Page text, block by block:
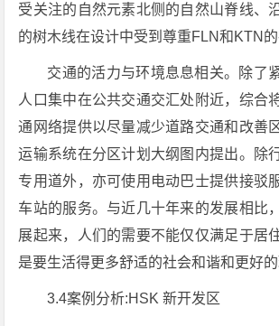
受关注的自然元素北侧的自然山脊线、
的树木线在设计中受到尊重FLN和KTN的
交通的活力与环境息息相关。除了
人口集中在公共交通交汇处附近，综合
通网络提供以尽量减少道路交通和改善
运输系统在分区计划大纲图内提出。除
专用道外，亦可使用电动巴士提供接驳
车站的服务。与近几十年来的发展相比
展起来，人们的需要不能仅仅满足于居
是要生活得更多舒适的社会和谐和更好的
3.4案例分析:HSK 新开发区